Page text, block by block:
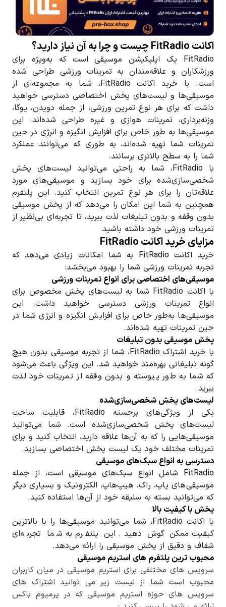
اکانت FitRadio چیست و چرا به آن نیاز دارید؟
FitRadio یک اپلیکیشن موسیقی است که به‌ویژه برای
ورزشکاران و علاقه‌مندان به تمرینات ورزشی طراحی شده
است. با خرید اکانت FitRadio، شما به مجموعه‌ای از
موسیقی‌ها و لیست‌های پخش اختصاصی دسترسی خواهید
داشت که برای هر نوع تمرین ورزشی، از جمله دویدن، یوگا،
وزنه‌برداری، تمرینات هوازی و غیره طراحی شده‌اند. این
موسیقی‌ها به طور خاص برای افزایش انگیزه و انرژی در حین
تمرینات شما تهیه شده‌اند، به طوری که می‌توانند عملکرد
شما را به سطح بالاتری برسانند.
با FitRadio، شما به راحتی می‌توانید لیست‌های پخش
شخصی‌سازی‌شده برای خود بسازید و موسیقی‌های مورد
علاقه‌تان را برای هر نوع تمرین انتخاب کنید. این پلتفرم
همچنین به شما این امکان را می‌دهد که از پخش موسیقی
بدون وقفه و بدون تبلیغات لذت ببرید، تا تجربه‌ای بی‌نظیر از
تمرینات ورزشی خود داشته باشید.
مزایای خرید اکانت FitRadio
خرید اکانت FitRadio به شما امکانات زیادی می‌دهد که
تجربه تمرینات ورزشی شما را بهبود می‌بخشد:
موسیقی‌های اختصاصی برای انواع تمرینات ورزشی
با اکانت FitRadio شما به لیست‌های پخش مخصوص برای
انواع تمرینات ورزشی دسترسی خواهید داشت. این
موسیقی‌ها به‌طور خاص برای افزایش انگیزه و انرژی شما در
حین تمرینات تهیه شده‌اند.
پخش موسیقی بدون تبلیغات
با خرید اشتراک FitRadio، شما از تجربه موسیقی بدون هیچ
گونه تبلیغاتی بهره‌مند خواهید شد. این ویژگی باعث می‌شود
که شما به طور پیوسته و بدون وقفه از تمرینات خود لذت
ببرید.
لیست‌های پخش شخصی‌سازی‌شده
یکی از ویژگی‌های برجسته FitRadio، قابلیت ساخت
لیست‌های پخش شخصی‌سازی‌شده است. شما می‌توانید
موسیقی‌هایی را که به آن‌ها علاقه دارید، انتخاب کنید و برای
تمرینات مختلف خود یک لیست پخش اختصاصی بسازید.
دسترسی به انواع سبک‌های موسیقی
FitRadio شامل انواع سبک‌های موسیقی است، از جمله
موسیقی‌های پاپ، راک، هیپ‌هاپ، الکترونیک و بسیاری دیگر
که می‌توانید بسته به سلیقه خود از آن‌ها استفاده کنید.
پخش با کیفیت بالا
با اکانت FitRadio، شما می‌توانید موسیقی‌ها را با بالاترین
کیفیت ممکن گوش دهید. این پلتفرم به شما تجربه‌ای
شفاف و دقیق از پخش موسیقی را ارائه می‌دهد.
محبوب ترین پلتفرم های استریم موسیقی
سرویس های مختلفی برای استریم موسیقی در میان کاربران
محبوب است شما از لیست زیر می توانید اشتراک های
سرویس های حوزه استریم موسیقی که در پرمیوم باکس